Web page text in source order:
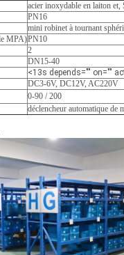
acier inoxydable en laiton et,
PN16
mini robinet à tournant
MPA)PN10
2
DN15-40
<13s depends="" on=""
DC3-6V, DC12V, AC220V
0-90 / 200
déclencheur automatique de